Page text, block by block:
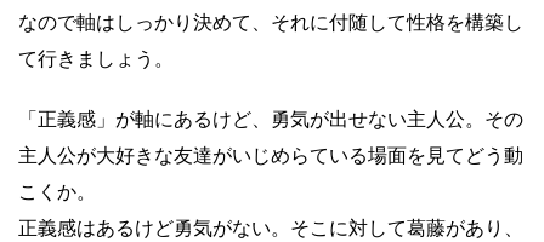
なので軸はしっかり決めて、それに付随して性格を構築し
て行きましょう。
「正義感」が軸にあるけど、勇気が出せない主人公。その
主人公が大好きな友達がいじめらている場面を見てどう動
こくか。
正義感はあるけど勇気がない。そこに対して葛藤があり、